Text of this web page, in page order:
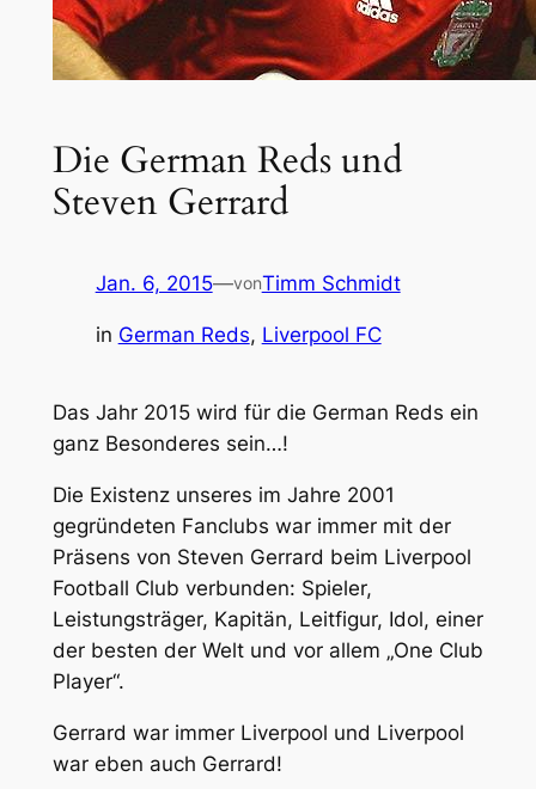
Die German Reds und
Steven Gerrard
Jan. 6, 2015—vonTimm Schmidt
in German Reds, Liverpool FC
Das Jahr 2015 wird für die German Reds ein
ganz Besonderes sein…!
Die Existenz unseres im Jahre 2001
gegründeten Fanclubs war immer mit der
Präsens von Steven Gerrard beim Liverpool
Football Club verbunden: Spieler,
Leistungsträger, Kapitän, Leitfigur, Idol, einer
der besten der Welt und vor allem „One Club
Player“.
Gerrard war immer Liverpool und Liverpool
war eben auch Gerrard!